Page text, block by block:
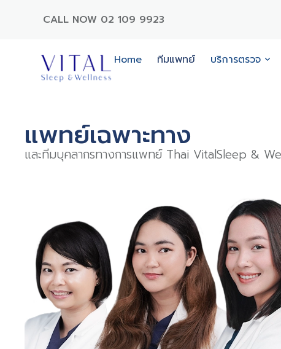
CALL NOW 02 109 9923
Home ทีมแพทย์ บริการตรวจ
แพทย์เฉพาะทาง
และทีมบุคลากรทางการแพทย์ Thai VitalSleep &